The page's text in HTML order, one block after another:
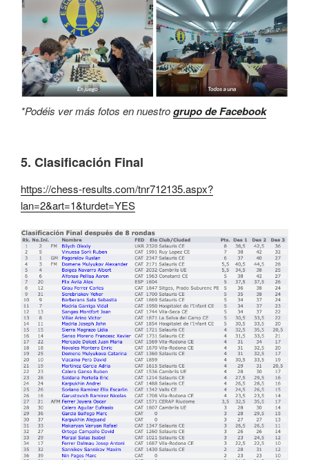
*Podéis ver más fotos en nuestrogrupo de Facebook
5. Clasificación Final
https://chess-results.com/tnr712135.aspx?
lan=2&art=1&turdet=YES